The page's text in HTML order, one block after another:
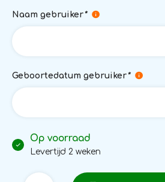
Naam gebruiker *
Geboortedatum gebruiker *
Op voorraad
Levertijd 2 weken